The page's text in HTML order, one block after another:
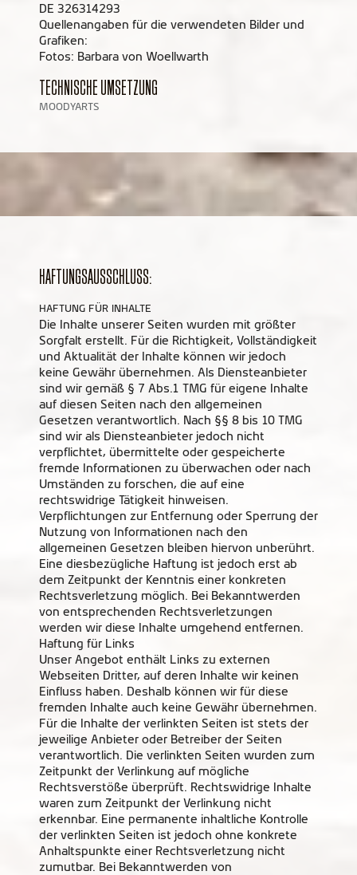
DE 326314293
Quellenangaben für die verwendeten Bilder und
Grafiken:
Fotos: Barbara von Woellwarth
TECHNISCHE UMSETZUNG
MOODYARTS
HAFTUNGSAUSSCHLUSS:
HAFTUNG FÜR INHALTE
Die Inhalte unserer Seiten wurden mit größter
Sorgfalt erstellt. Für die Richtigkeit, Vollständigkeit
und Aktualität der Inhalte können wir jedoch
keine Gewähr übernehmen. Als Diensteanbieter
sind wir gemäß § 7 Abs.1 TMG für eigene Inhalte
auf diesen Seiten nach den allgemeinen
Gesetzen verantwortlich. Nach §§ 8 bis 10 TMG
sind wir als Diensteanbieter jedoch nicht
verpflichtet, übermittelte oder gespeicherte
fremde Informationen zu überwachen oder nach
Umständen zu forschen, die auf eine
rechtswidrige Tätigkeit hinweisen.
Verpflichtungen zur Entfernung oder Sperrung der
Nutzung von Informationen nach den
allgemeinen Gesetzen bleiben hiervon unberührt.
Eine diesbezügliche Haftung ist jedoch erst ab
dem Zeitpunkt der Kenntnis einer konkreten
Rechtsverletzung möglich. Bei Bekanntwerden
von entsprechenden Rechtsverletzungen
werden wir diese Inhalte umgehend entfernen.
Haftung für Links
Unser Angebot enthält Links zu externen
Webseiten Dritter, auf deren Inhalte wir keinen
Einfluss haben. Deshalb können wir für diese
fremden Inhalte auch keine Gewähr übernehmen.
Für die Inhalte der verlinkten Seiten ist stets der
jeweilige Anbieter oder Betreiber der Seiten
verantwortlich. Die verlinkten Seiten wurden zum
Zeitpunkt der Verlinkung auf mögliche
Rechtsverstöße überprüft. Rechtswidrige Inhalte
waren zum Zeitpunkt der Verlinkung nicht
erkennbar. Eine permanente inhaltliche Kontrolle
der verlinkten Seiten ist jedoch ohne konkrete
Anhaltspunkte einer Rechtsverletzung nicht
zumutbar. Bei Bekanntwerden von